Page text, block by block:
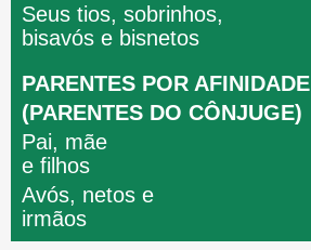
Seus tios, sobrinhos,
bisavós e bisnetos
PARENTES POR AFINIDADE
(PARENTES DO CÔNJUGE)
Pai, mãe
e filhos
Avós, netos e
irmãos